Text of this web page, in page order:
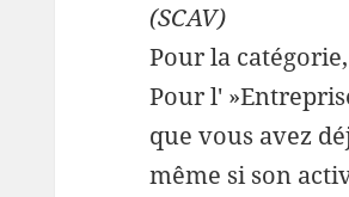
(SCAV)
Pour la
Pour l'
que vous avez
même si son